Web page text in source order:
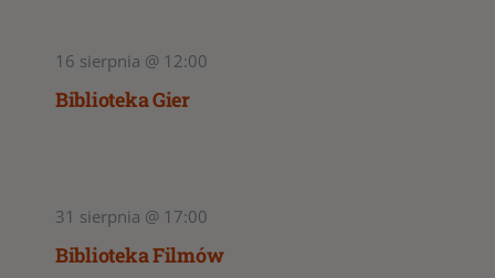
16 sierpnia @ 12:00
Biblioteka Gier
31 sierpnia @ 17:00
Biblioteka Filmów